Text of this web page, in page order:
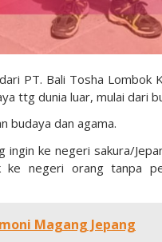
PT. Bali Tosha
ttg dunia luar, mulai dari
budaya dan agama.
ke negeri sakura/
ke negeri orang tanpa
Magang Jepang